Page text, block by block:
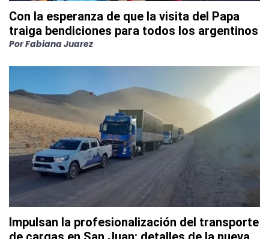
Con la esperanza de que la visita del Papa
traiga bendiciones para todos los argentinos
PorFabiana Juarez
Impulsan la profesionalización del transporte